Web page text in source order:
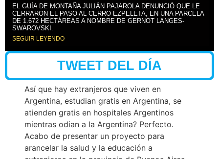
EL GUÍA DE MONTAÑA JULIÁN PAJAROLA DENUNCIÓ QUE LE
CERRARON EL PASO AL CERRO EZPELETA, EN UNA PARCELA
DE 1.672 HECTÁREAS A NOMBRE DE GERNOT LANGES-
SWAROVSKI.
SEGUIR LEYENDO
TWEET DEL DÍA
Así que hay extranjeros que viven en
Argentina, estudian gratis en Argentina, se
atienden gratis en hospitales Argentinos
mientras odian a la Argentina? Perfecto.
Acabo de presentar un proyecto para
arancelar la salud y la educación a